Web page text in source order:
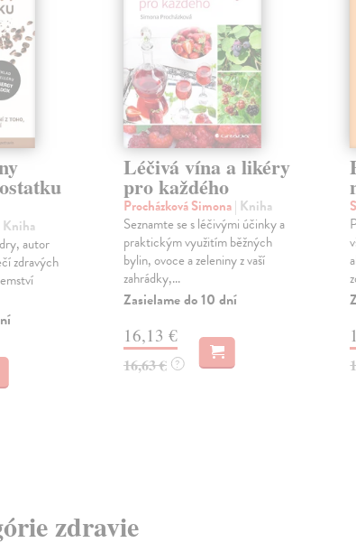
Kniha
autor
zdravých
Léčivá vína a likéry
pro každého
Procházková Simona| Kniha
Seznamte se s léčivými účinky a
praktickým využitím běžných
bylin, ovoce a zeleniny z vaší
zahrádky,...
Zasielame do 10 dní
16,13 €
16,63 € ?
zdravie